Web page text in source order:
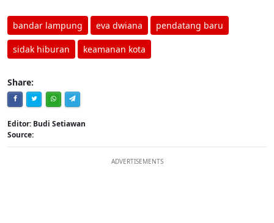
bandar lampung eva dwiana pendatang baru
sidak hiburan keamanan kota
Share:
Editor: Budi Setiawan
Source:
ADVERTISEMENTS